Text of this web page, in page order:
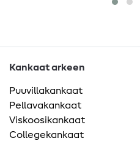
Kankaat arkeen
Puuvillakankaat
Pellavakankaat
Viskoosikankaat
Collegekankaat